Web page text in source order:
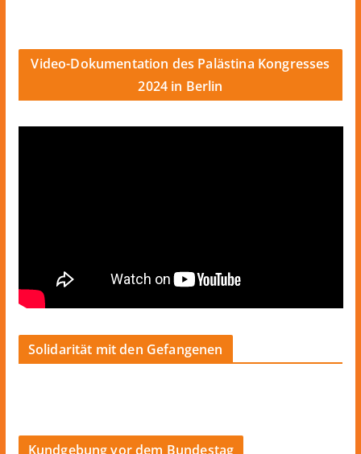
Video-Dokumentation des Palästina Kongresses
2024 in Berlin
Solidarität mit den Gefangenen
Kundgebung vor dem Bundestag